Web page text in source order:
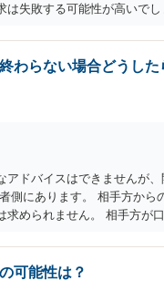
失敗する可能性が高いで
能でしょうか？ →訴訟外の
場合は、実際の弁護士費
わらない場合どうし
ドバイスはできませんが
側にあります。 相手方から
められません。 相手方が
ございます。 開示請求は
ことが重要です。
可能性は？